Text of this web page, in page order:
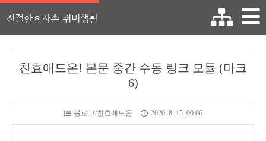
친절한효자손 취미생활
친효애드온! 본문 중간 수동 링크 모듈 (마크
6)
블로그/친효애드온 2020. 8. 15. 00:06